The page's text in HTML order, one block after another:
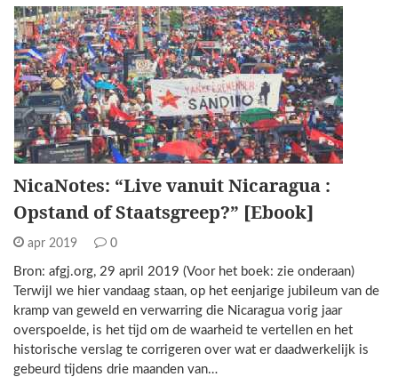
NicaNotes: “Live vanuit Nicaragua :
Opstand of Staatsgreep?” [Ebook]
apr 2019 0
Bron: afgj.org, 29 april 2019 (Voor het boek: zie onderaan)
Terwijl we hier vandaag staan, ​​op het eenjarige jubileum van de
kramp van geweld en verwarring die Nicaragua vorig jaar
overspoelde, is het tijd om de waarheid te vertellen en het
historische verslag te corrigeren over wat er daadwerkelijk is
gebeurd tijdens drie maanden van…